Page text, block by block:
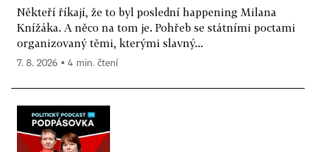
Někteří říkají, že to byl poslední happening Milana
Knížáka. A něco na tom je. Pohřeb se státními poctami
organizovaný těmi, kterými slavný...
7. 8. 2026 ▪ 4 min. čtení